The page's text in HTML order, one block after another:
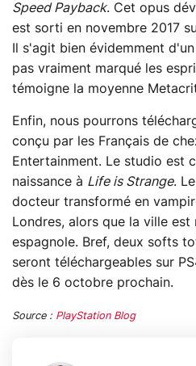
Speed Payback. Cet opus
est sorti en novembre 2017
Il s'agit bien évidemment
pas vraiment marqué les
témoigne la moyenne
Enfin, nous pourrons
conçu par les Français de
Entertainment. Le studio est
naissance à Life is Strange.
docteur transformé en
Londres, alors que la ville
espagnole. Bref, deux softs
seront téléchargeables sur
dès le 6 octobre prochain.
Source : PlayStation Blog